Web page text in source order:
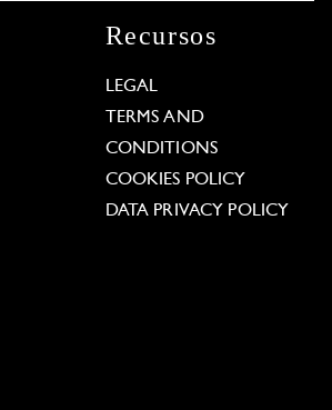
Recursos
LEGAL
TERMS AND
CONDITIONS
COOKIES POLICY
DATA PRIVACY POLICY